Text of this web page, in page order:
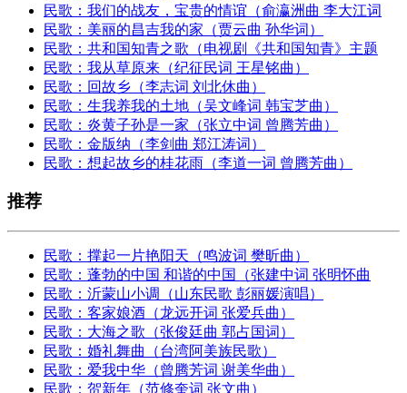
民歌：我们的战友，宝贵的情谊（俞瀛洲曲 李大江词
民歌：美丽的昌吉我的家（贾云曲 孙华词）
民歌：共和国知青之歌（电视剧《共和国知青》主题
民歌：我从草原来（纪征民词 王星铭曲）
民歌：回故乡（李志词 刘北休曲）
民歌：生我养我的土地（吴文峰词 韩宝芝曲）
民歌：炎黄子孙是一家（张立中词 曾腾芳曲）
民歌：金版纳（李剑曲 郑江涛词）
民歌：想起故乡的桂花雨（李道一词 曾腾芳曲）
推荐
民歌：撑起一片艳阳天（鸣波词 樊昕曲）
民歌：蓬勃的中国 和谐的中国（张建中词 张明怀曲
民歌：沂蒙山小调（山东民歌 彭丽媛演唱）
民歌：客家娘酒（龙远开词 张爱兵曲）
民歌：大海之歌（张俊廷曲 郭占国词）
民歌：婚礼舞曲（台湾阿美族民歌）
民歌：爱我中华（曾腾芳词 谢美华曲）
民歌：贺新年（范修奎词 张文曲）